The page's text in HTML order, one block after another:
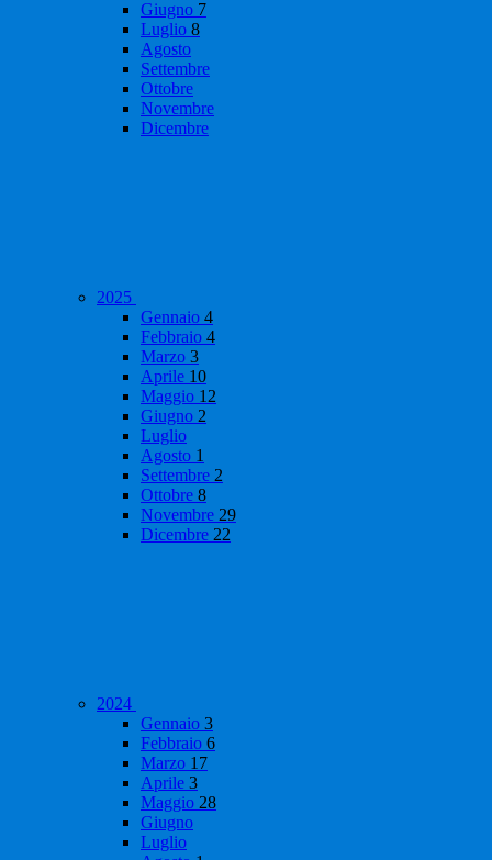
Giugno 7
Luglio 8
Agosto
Settembre
Ottobre
Novembre
Dicembre
2025
Gennaio 4
Febbraio 4
Marzo 3
Aprile 10
Maggio 12
Giugno 2
Luglio
Agosto 1
Settembre 2
Ottobre 8
Novembre 29
Dicembre 22
2024
Gennaio 3
Febbraio 6
Marzo 17
Aprile 3
Maggio 28
Giugno
Luglio